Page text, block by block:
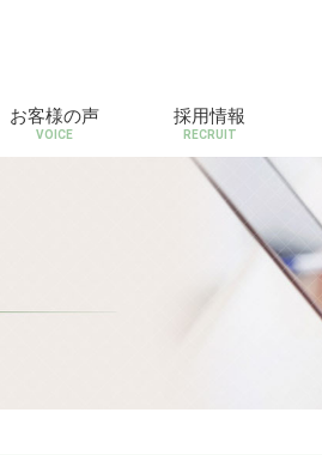
お客様の声
VOICE
採用情報
RECRUIT